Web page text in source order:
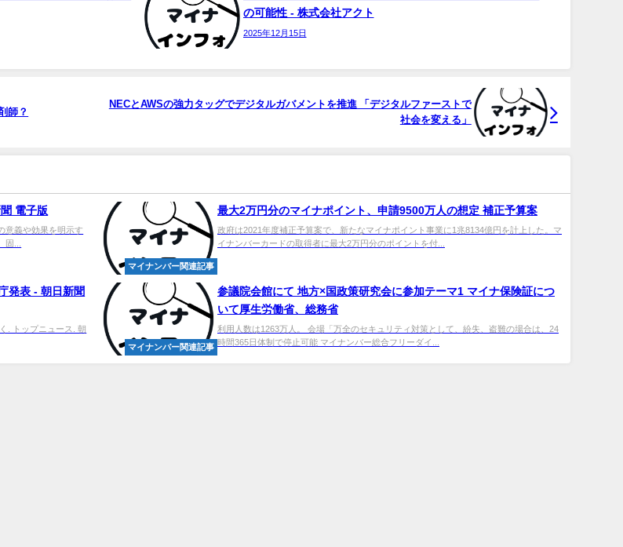
の可能性 - 株式会社アクト
2025年12月15日
師？
NECとAWSの強力タッグでデジタルガバメントを推進 「デジタルファーストで
社会を変える」
電子版
意義や効果を明示す
...
マイナンバー関連記事
最大2万円分のマイナポイント、申請9500万人の想定 補正予算案
政府は2021年度補正予算案で、新たなマイナポイント事業に1兆8134億円を計上した。マ
イナンバーカードの取得者に最大2万円分のポイントを付...
発表 - 朝日新聞
. トップニュース. 朝
マイナンバー関連記事
参議院会館にて 地方×国政策研究会に参加テーマ1 マイナ保険証につ
いて厚生労働省、総務省
利用人数は1263万人。 会場「万全のセキュリティ対策として、紛失、盗難の場合は、24
時間365日体制で停止可能 マイナンバー総合フリーダイ...